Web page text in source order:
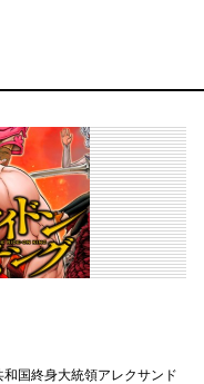
国終身大統領アレクサンド